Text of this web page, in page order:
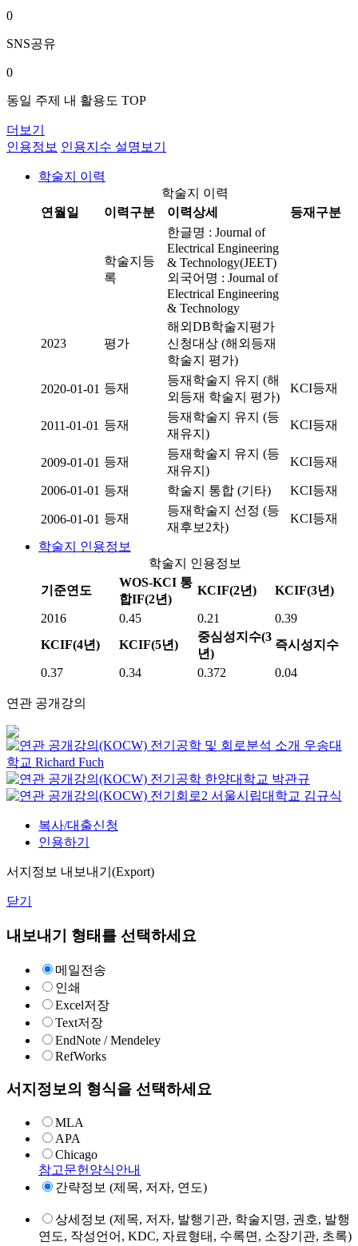
0
SNS공유
0
동일 주제 내 활용도 TOP
더보기
인용정보 인용지수 설명보기
학술지 이력
학술지 이력
연월일
이력구분 이력상세 등재구분
학술지등
록
한글명 : Journal of
Electrical Engineering
& Technology(JEET)
외국어명 : Journal of
Electrical Engineering
& Technology
2023 평가
해외DB학술지평가
신청대상 (해외등재
학술지 평가)
2020-01-01 등재
등재학술지 유지 (해
외등재 학술지 평가)
KCI등재
2011-01-01 등재
등재학술지 유지 (등
재유지)
KCI등재
2009-01-01 등재
등재학술지 유지 (등
재유지)
KCI등재
2006-01-01 등재 학술지 통합 (기타) KCI등재
2006-01-01 등재
등재학술지 선정 (등
재후보2차)
KCI등재
학술지 인용정보
학술지 인용정보
기준연도
WOS-KCI 통
합IF(2년)
KCIF(2년) KCIF(3년)
2016 0.45 0.21
0.39
KCIF(4년)
KCIF(5년)
중심성지수(3
년)
즉시성지수
0.37 0.34 0.372 0.04
연관 공개강의
전기공학 및 회로분석 소개 우송대
학교 Richard Fuch
전기공학 한양대학교 박관규
전기회로2 서울시립대학교 김규식
복사/대출신청
인용하기
서지정보 내보내기(Export)
닫기
내보내기 형태를 선택하세요
메일전송
인쇄
Excel저장
Text저장
EndNote / Mendeley
RefWorks
서지정보의 형식을 선택하세요
MLA
APA
Chicago
참고문헌양식안내
간략정보 (제목, 저자, 연도)
상세정보 (제목, 저자, 발행기관, 학술지명, 권호, 발행
연도, 작성언어, KDC, 자료형태, 수록면, 소장기관, 초록)